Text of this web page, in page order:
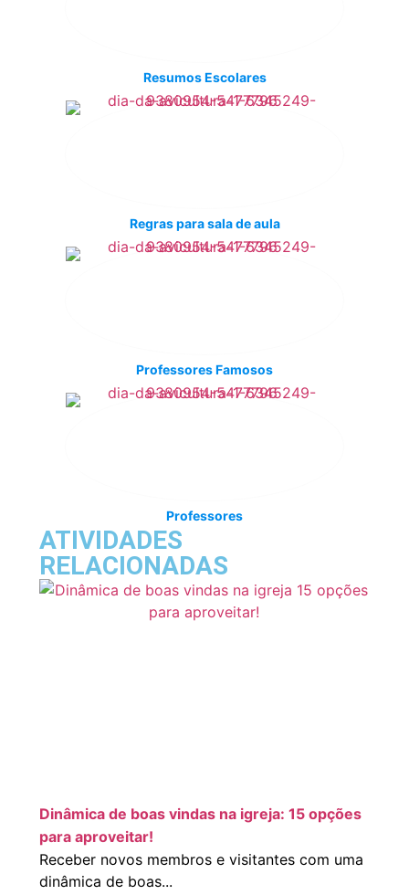
Resumos Escolares
Regras para sala de aula
Professores Famosos
Professores
ATIVIDADES
RELACIONADAS
Dinâmica de boas vindas na igreja: 15 opções
para aproveitar!
Receber novos membros e visitantes com uma
dinâmica de boas...